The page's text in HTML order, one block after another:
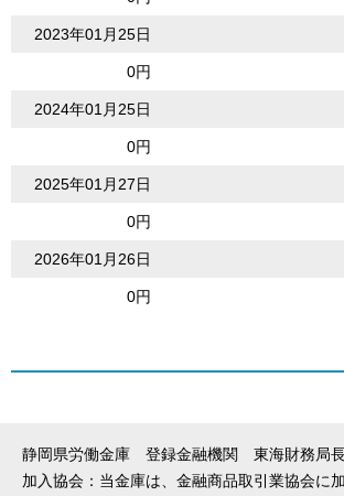
2023年01月25日
0円
2024年01月25日
0円
2025年01月27日
0円
2026年01月26日
0円
静岡県労働金庫 登録金融機関 東海財務局
加入協会：当金庫は、金融商品取引業協会に